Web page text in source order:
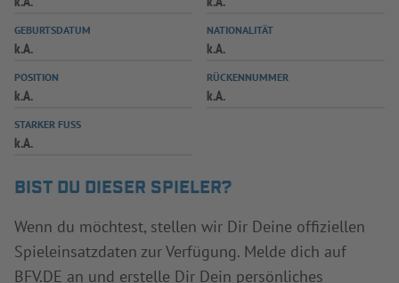
SPIELPLUS
GEBURTSDATUM
k.A.
NATIONALITÄT
k.A.
POSITION
k.A.
RÜCKENNUMMER
k.A.
STARKER FUSS
k.A.
BIST DU DIESER SPIELER?
Wenn du möchtest, stellen wir Dir Deine offiziellen
Spieleinsatzdaten zur Verfügung. Melde dich auf
BFV.DE an und erstelle Dir Dein persönliches